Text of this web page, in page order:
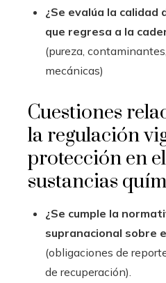
¿Se evalúa la calidad
que regresa a la
(pureza,
mecánicas)
Cuestiones
la regulación
protección en
sustancias
¿Se cumple la
supranacional sobre
(obligaciones de
de recuperación).